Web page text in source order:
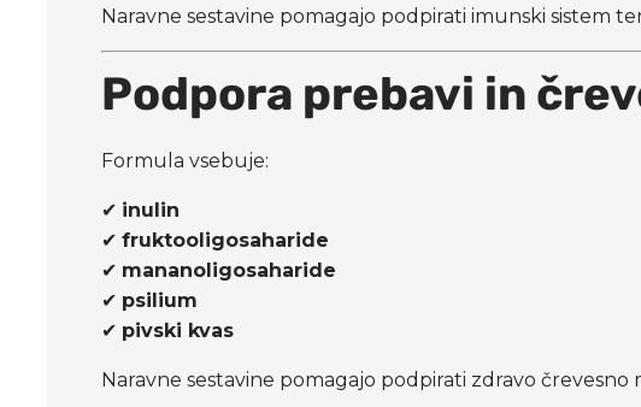
Naravne sestavine pomagajo podpirati imunski sistem
Podpora prebavi in
Formula vsebuje:
✔ inulin
✔fruktooligosaharide
✔ mananoligosaharide
✔ psilium
✔ pivski kvas
Naravne sestavine pomagajo podpirati zdravo